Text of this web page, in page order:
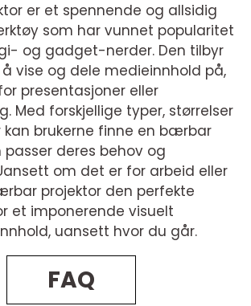
er et spennende og allsidig
som har vunnet popularitet
og gadget-nerder. Den tilbyr
vise og dele medieinnhold på,
presentasjoner eller
Med forskjellige typer, størrelser
kan brukerne finne en bærbar
passer deres behov og
om det er for arbeid eller
projektor den perfekte
et imponerende visuelt
uansett hvor du går.
FAQ